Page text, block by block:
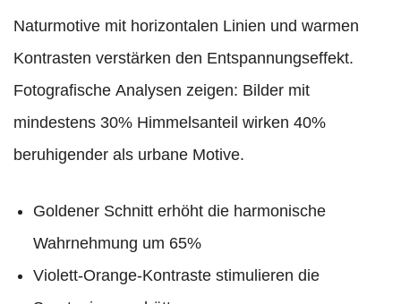
Naturmotive mit horizontalen Linien und warmen
Kontrasten verstärken den Entspannungseffekt.
Fotografische Analysen zeigen: Bilder mit
mindestens 30% Himmelsanteil wirken 40%
beruhigender als urbane Motive.
Goldener Schnitt erhöht die harmonische
Wahrnehmung um 65%
Violett-Orange-Kontraste stimulieren die